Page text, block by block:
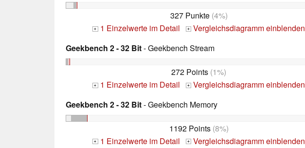
327 Punkte(4%)
+ 1 Einzelwerte im Detail +
Vergleichsdiagramm einblenden
Geekbench 2 - 32 Bit- Geekbench Stream
272 Points (1%)
+ 1 Einzelwerte im Detail +
Vergleichsdiagramm einblenden
Geekbench 2 - 32 Bit- Geekbench Memory
1192 Points(8%)
+ 1 Einzelwerte im Detail +
Vergleichsdiagramm einblenden